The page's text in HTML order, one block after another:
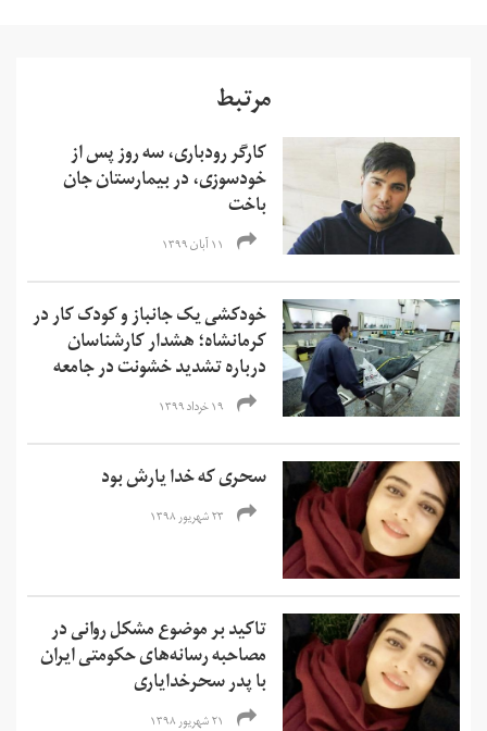
مرتبط
کارگر رودباری،‌ سه روز پس از
خودسوزی، در بیمارستان جان
باخت
۱۱ آبان ۱۳۹۹
خودکشی یک جانباز و کودک کار در
کرمانشاه؛‌ هشدار کارشناسان
درباره تشدید خشونت در جامعه
۱۹ خرداد ۱۳۹۹
سحری که خدا یارش بود
۲۳ شهریور ۱۳۹۸
تاکید بر موضوع مشکل روانی در
مصاحبه‌ رسانه‌های حکومتی ایران
با پدر سحرخدایاری
۲۱ شهریور ۱۳۹۸